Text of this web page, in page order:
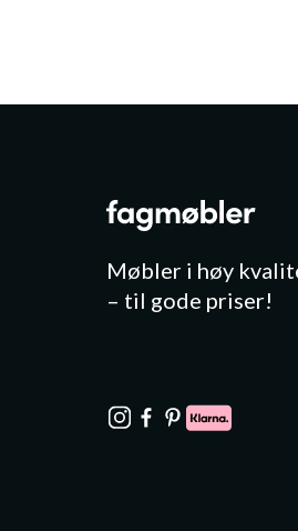
Møbler i høy
– til gode priser!